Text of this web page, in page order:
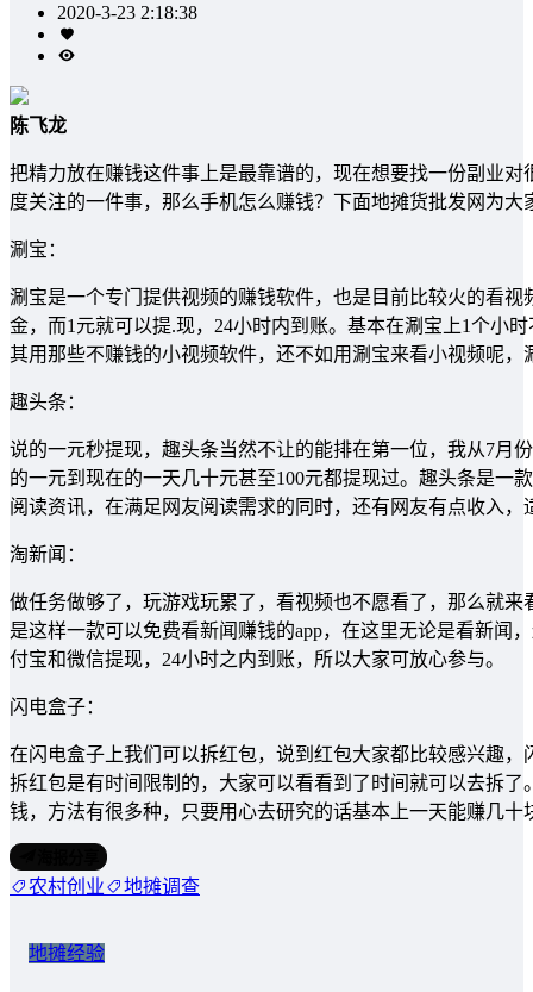
2020-3-23 2:18:38
陈飞龙
把精力放在赚钱这件事上是最靠谱的，现在想要找一份副业
度关注的一件事，那么手机怎么赚钱？下面地摊货批发网为
涮宝：
涮宝是一个专门提供视频的赚钱软件，也是目前比较火的看
金，而1元就可以提.现，24小时内到账。基本在涮宝上1个小
其用那些不赚钱的小视频软件，还不如用涮宝来看小视频呢
趣头条：
说的一元秒提现，趣头条当然不让的能排在第一位，我从7月
的一元到现在的一天几十元甚至100元都提现过。趣头条是一
阅读资讯，在满足网友阅读需求的同时，还有网友有点收入
淘新闻：
做任务做够了，玩游戏玩累了，看视频也不愿看了，那么就
是这样一款可以免费看新闻赚钱的app，在这里无论是看新闻
付宝和微信提现，24小时之内到账，所以大家可放心参与。
闪电盒子：
在闪电盒子上我们可以拆红包，说到红包大家都比较感兴趣
拆红包是有时间限制的，大家可以看看到了时间就可以去拆
钱，方法有很多种，只要用心去研究的话基本上一天能赚几十
农村创业 地摊调查
地摊经验